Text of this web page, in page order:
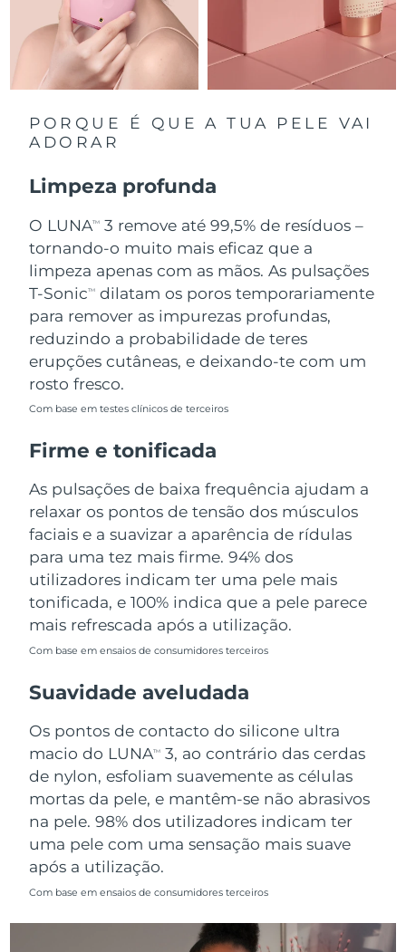
PORQUE É QUE A TUA PELE VAI
ADORAR
Limpeza profunda
O LUNATM
3 remove até 99,5% de resíduos –
tornando-o muito mais eficaz que a
limpeza apenas com as mãos. As pulsações
T-SonicTM
dilatam os poros temporariamente
para remover as impurezas profundas,
reduzindo a probabilidade de teres
erupções cutâneas, e deixando-te com um
rosto fresco.
Com base em testes clínicos de terceiros
Firme e tonificada
As pulsações de baixa frequência ajudam a
relaxar os pontos de tensão dos músculos
faciais e a suavizar a aparência de rídulas
para uma tez mais firme. 94% dos
utilizadores indicam ter uma pele mais
tonificada, e 100% indica que a pele parece
mais refrescada após a utilização.
Com base em ensaios de consumidores terceiros
Suavidade aveludada
Os pontos de contacto do silicone ultra
macio do LUNATM
3, ao contrário das cerdas
de nylon, esfoliam suavemente as células
mortas da pele, e mantêm-se não abrasivos
na pele. 98% dos utilizadores indicam ter
uma pele com uma sensação mais suave
após a utilização.
Com base em ensaios de consumidores terceiros
Singapura Entrega prevista8/13/26
Eslováquia Entrega prevista8/11/26
Eslovênia Entrega prevista 8/11/26
Coreia do Sul
Espanha Entrega prevista
Suécia Entrega prevista8/11/26
Suíça Entrega prevista
Taiwan
Tailândia
Turquia
Emirados Árabes
Unidos
Entrega prevista8/12/26
Reino Unido Entrega prevista
Estados Unidos Entrega prevista8/12/26
Uzbequistão Entrega prevista
Vietnã Entrega prevista